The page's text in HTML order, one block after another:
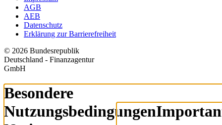
AGB
AEB
Datenschutz
Erklärung zur Barrierefreiheit
© 2026 Bundesrepublik
Deutschland - Finanzagentur
GmbH
Besondere
Nutzungsbedingungen